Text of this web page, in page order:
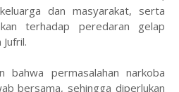
dan masyarakat, serta
terhadap peredaran gelap
bahwa permasalahan narkoba
bersama, sehingga diperlukan